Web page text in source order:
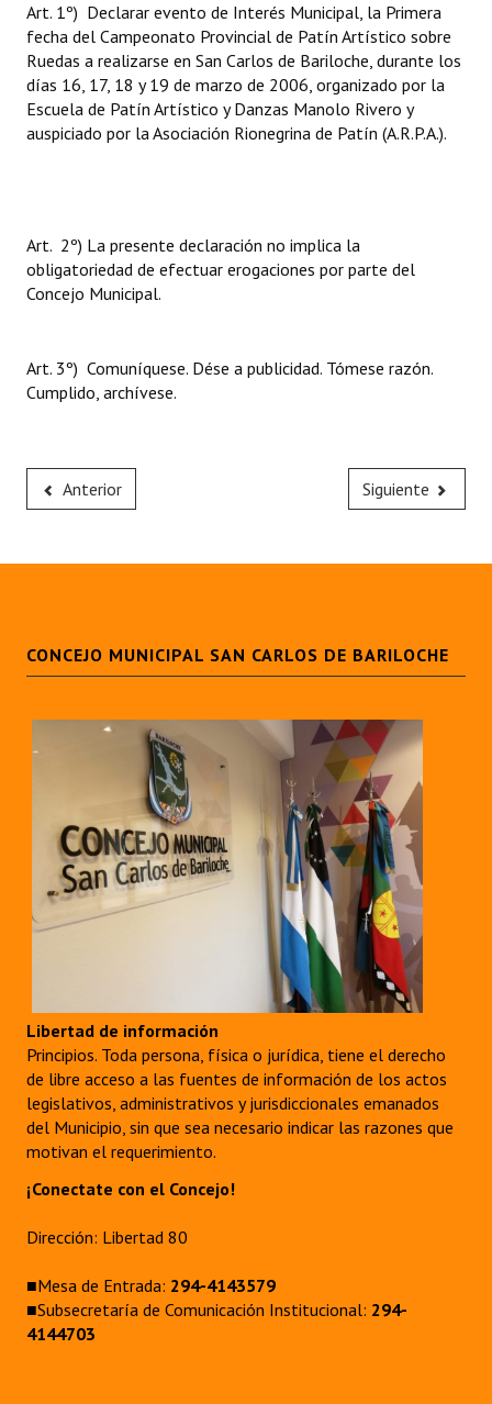
Art. 1º) Declarar evento de Interés Municipal, la Primera
fecha del Campeonato Provincial de Patín Artístico sobre
Ruedas a realizarse en San Carlos de Bariloche, durante los
días 16, 17, 18 y 19 de marzo de 2006, organizado por la
Escuela de Patín Artístico y Danzas Manolo Rivero y
auspiciado por la Asociación Rionegrina de Patín (A.R.P.A.).
Art. 2º) La presente declaración no implica la
obligatoriedad de efectuar erogaciones por parte del
Concejo Municipal.
Art. 3º) Comuníquese. Dése a publicidad. Tómese razón.
Cumplido, archívese.
Anterior Siguiente
CONCEJO MUNICIPAL SAN CARLOS DE BARILOCHE
Libertad de información
Principios. Toda persona, física o jurídica, tiene el derecho
de libre acceso a las fuentes de información de los actos
legislativos, administrativos y jurisdiccionales emanados
del Municipio, sin que sea necesario indicar las razones que
motivan el requerimiento.
¡Conectate con el Concejo!
Dirección: Libertad 80
■Mesa de Entrada: 294-4143579
■Subsecretaría de Comunicación Institucional: 294-
4144703